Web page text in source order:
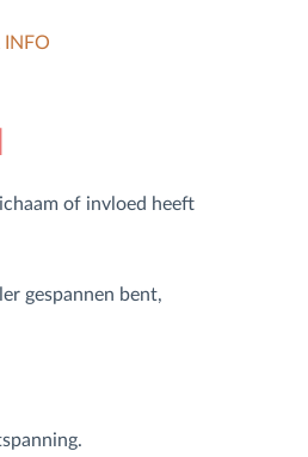
of invloed heeft
gespannen bent,
INFO
gegevens